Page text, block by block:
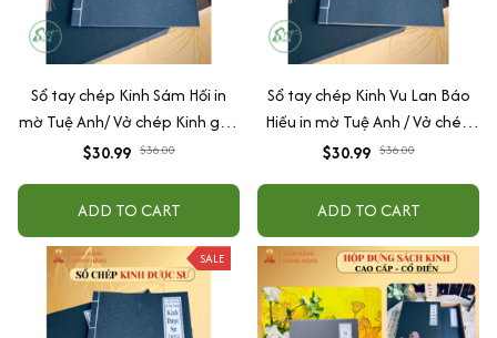
Sổ tay chép Kinh Sám Hối in
mờ Tuệ Anh/ Vở chép Kinh giấy
cổ (Tặng kèm Hộp đựng)
$30.99 $36.00
ADD TO CART
Sổ tay chép Kinh Vu Lan Báo
Hiếu in mờ Tuệ Anh / Vở chép
Kinh giấy cổ (Tặng kèm Hộp
$30.99 $36.00
ADD TO CART
SALE